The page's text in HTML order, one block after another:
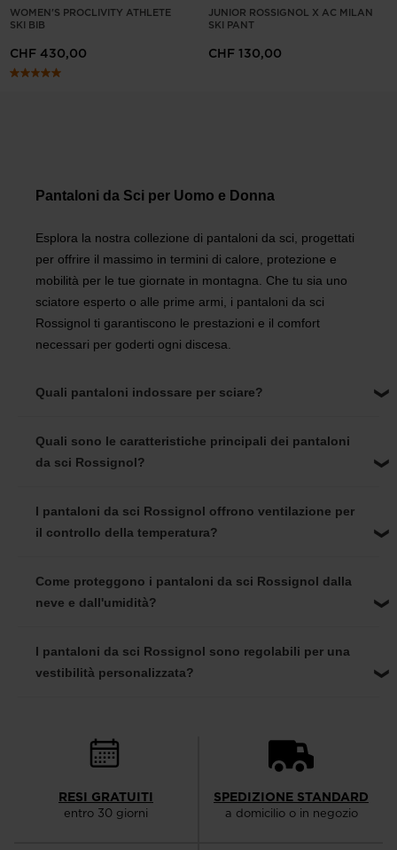
WOMEN'S PROCLIVITY ATHLETE
SKI BIB
CHF 430,00
JUNIOR ROSSIGNOL X AC MILAN
SKI PANT
CHF 130,00
Pantaloni da Sci per Uomo e Donna
Esplora la nostra collezione di pantaloni da sci, progettati
per offrire il massimo in termini di calore, protezione e
mobilità per le tue giornate in montagna. Che tu sia uno
sciatore esperto o alle prime armi, i pantaloni da sci
Rossignol ti garantiscono le prestazioni e il comfort
necessari per goderti ogni discesa.
Quali pantaloni indossare per sciare?
Quali sono le caratteristiche principali dei pantaloni
da sci Rossignol?
I pantaloni da sci Rossignol offrono ventilazione per
il controllo della temperatura?
Come proteggono i pantaloni da sci Rossignol dalla
neve e dall'umidità?
I pantaloni da sci Rossignol sono regolabili per una
vestibilità personalizzata?
RESI GRATUITI
entro 30 giorni
SPEDIZIONE STANDARD
a domicilio o in negozio